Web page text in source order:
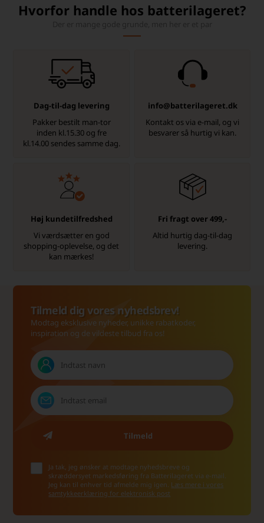
Hvorfor handle hos batterilageret?
Dag-til-dag levering
Pakker bestilt man-tor
inden kl.15.30 og fre
kl.14.00 sendes samme dag.
info@batterilageret.dk
Kontakt os via e-mail, og vi
besvarer så hurtig vi kan.
Høj kundetilfredshed
Vi værdsætter en god
shopping-oplevelse, og det
kan mærkes!
Fri fragt over 499,-
Altid hurtig dag-til-dag
levering.
Tilmeld dig vores nyhedsbrev!
Modtag eksklusive nyheder, unikke rabatkoder,
inspiration og de vildeste tilbud fra os!
Ja tak, jeg ønsker at modtage nyhedsbreve og
skræddersyet markedsføring fra Batterilageret via e-mail.
Jeg kan til enhver tid afmelde mig igen. Læs mere i vores
samtykkeerklæring for elektronisk post